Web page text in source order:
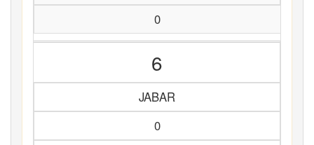
0
6
JABAR
0